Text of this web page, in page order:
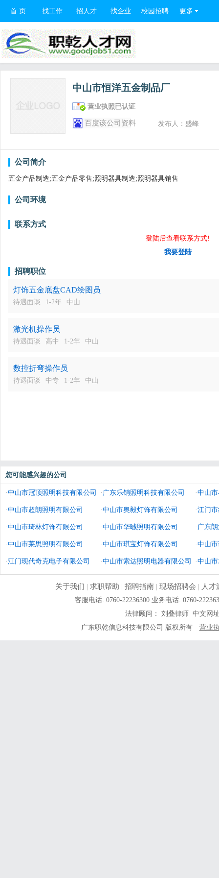
首 页 找工作 招人才 找企业 校园招聘 更多
中山市恒洋五金制品厂
营业执照已认证
百度该公司资料 发布人：盛峰
公司简介
五金产品制造;五金产品零售;照明器具制造;照明器具销售
公司环境
联系方式
登陆后查看联系方式!
我要登陆
招聘职位
灯饰五金底盘CAD绘图员
待遇面谈 1-2年 中山
激光机操作员
待遇面谈 高中 1-2年 中山
数控折弯操作员
待遇面谈 中专 1-2年 中山
您可能感兴趣的公司
·中山市冠顶照明科技有限公司 · 广东乐销照明科技有限公司 ·中山
·中山市超朗照明有限公司 ·中山市奥毅灯饰有限公司 ·江门
·中山市琦林灯饰有限公司 ·中山市华晠照明有限公司 · 广东
·中山市莱思照明有限公司 ·中山市琪宝灯饰有限公司 ·中山
·江门现代奇克电子有限公司 ·中山市索达照明电器有限公司 ·中山
关于我们 | 求职帮助 | 招聘指南| 现场招聘会 | 人才
客服电话: 0760-22236300 业务电话: 0760-
法律顾问： 刘叠律师 中文网
广东职乾信息科技有限公司 版权所有
营业